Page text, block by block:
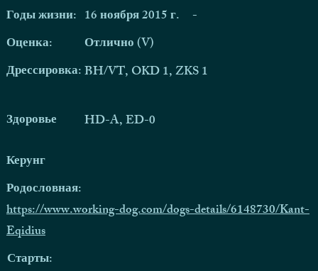
Годы жизни: 16 ноября 2015 г.
-
Оценка:
Отлично (V)
Дрессировка:BH/VT, OKD 1, ZKS 1
Здоровье
HD-A, ED-0
Керунг
Родословная:
https://www.working-dog.com/dogs-details/6148730/Kant-
Eqidius
Старты: